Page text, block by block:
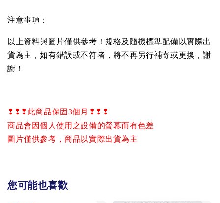
注意事項：
以上資料與圖片僅供參考！規格及隨機標準配備以實際出
貨為主，如有錯誤或不符者，將不再另行補寄或更換，謝
謝！
❢❢❢ 此商品保固 3個月 ❢❢❢
商品會因個人使用之設備的螢幕而有色差
圖片僅供參考，商品以實際出貨為主
您可能也喜歡